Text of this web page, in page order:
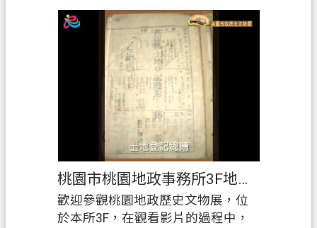
有其田。
桃園市桃園地政事務所3F地政歷史文物展
歡迎參觀桃園地政歷史文物展，位
於本所3F，在觀看影片的過程中，